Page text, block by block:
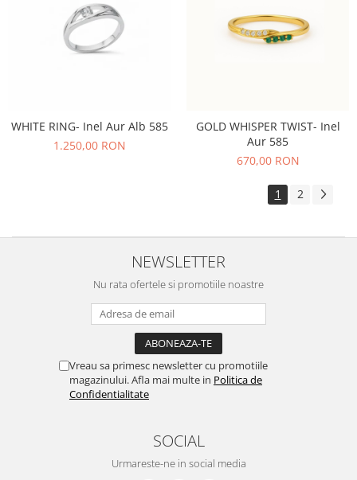
WHITE RING- Inel Aur Alb 585
1.250,00 RON
GOLD WHISPER TWIST- Inel
Aur 585
670,00 RON
1 2
NEWSLETTER
Nu rata ofertele si promotiile noastre
Vreau sa primesc newsletter cu promotiile
magazinului. Afla mai multe in Politica de
Confidentialitate
SOCIAL
Urmareste-ne in social media